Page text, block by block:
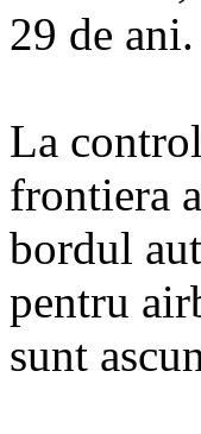
29 de ani.
La
frontiera
bordul
pentru
sunt